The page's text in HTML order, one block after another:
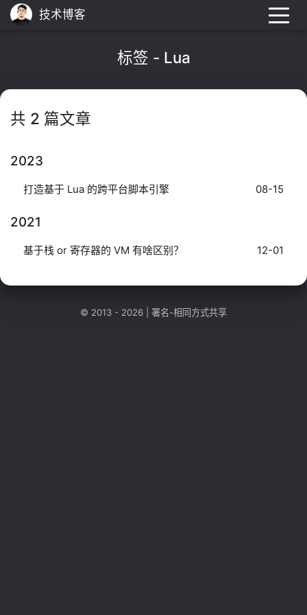
技术博客
标签 - Lua
共 2 篇文章
2023
打造基于 Lua 的跨平台脚本引擎 08-15
2021
基于栈 or 寄存器的 VM 有啥区别？ 12-01
© 2013 - 2026 | 署名-相同方式共享